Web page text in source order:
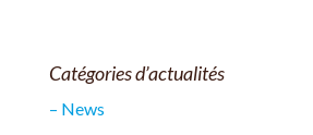
Catégories d’actualités
– News